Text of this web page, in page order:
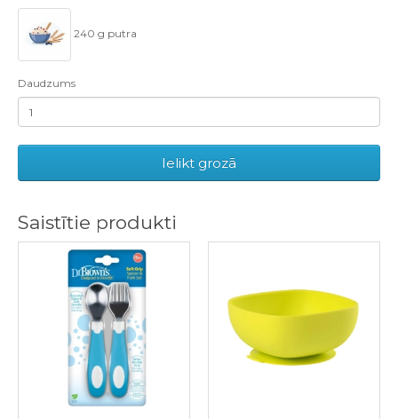
240 g putra
Daudzums
Ielikt grozā
Saistītie produkti